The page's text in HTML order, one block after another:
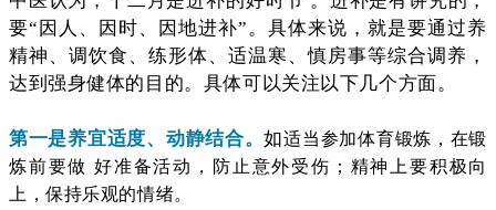
要“因人、因时、因地进补”。具体来说，就是要通过养
精神、调饮食、练形体、适温寒、慎房事等综合调养，
达到强身健体的目的。具体可以关注以下几个方面。
第一是养宜适度、动静结合。如适当参加体育锻炼，在锻
炼前要做 好准备活动，防止意外受伤；精神上要积极向
上，保持乐观的情绪。